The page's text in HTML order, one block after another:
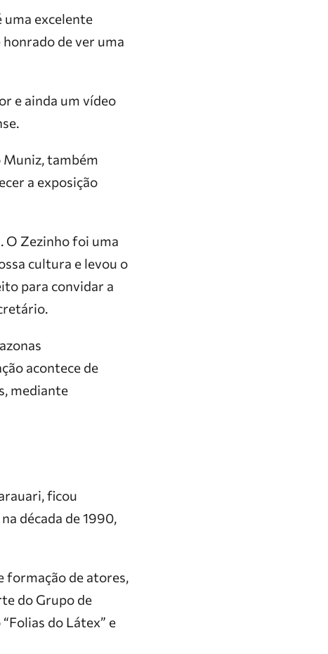
uma excelente
de ver uma
e ainda um vídeo
Muniz, também
a exposição
O Zezinho foi uma
cultura e levou o
para convidar a
acontece de
mediante
ficou
década de 1990,
formação de atores,
do Grupo de
do Látex” e